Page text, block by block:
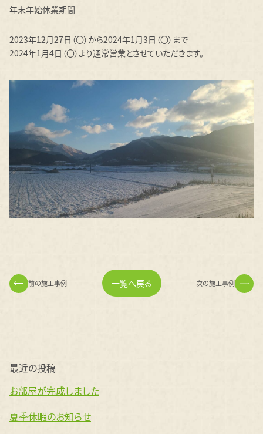
年末年始休業期間
2023年12月27日（〇）から2024年1月3日（〇）まで
2024年1月4日（〇）より通常営業とさせていただきます。
前の施工事例 一覧へ戻る 次の施工事例
最近の投稿
お部屋が完成しました
夏季休暇のお知らせ